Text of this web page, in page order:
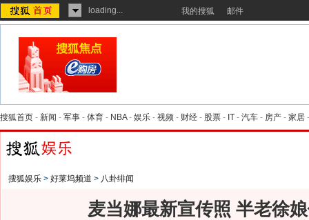
loading... 我的搜狐 邮件
搜狐首页 - 新闻 - 军事 - 体育 - NBA- 娱乐 - 视频 - 财经 - 股票 - IT - 汽车 - 房产 - 家居
搜狐娱乐 > 好莱坞频道 > 八卦绯闻
麦当娜最新宣传照 半老徐